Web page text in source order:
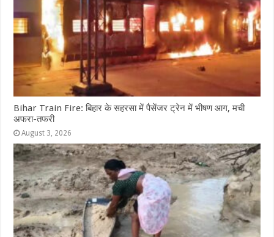
Bihar Train Fire: बिहार के सहरसा में पैसेंजर ट्रेन में भीषण आग, मची
अफरा-तफरी
August 3, 2026